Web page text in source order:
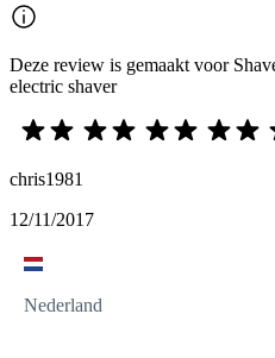
Deze review is gemaakt voor
electric shaver
chris1981
12/11/2017
Nederland